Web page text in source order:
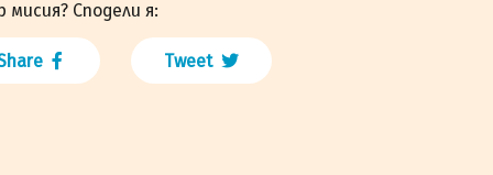
мисия? Сподели я:
Tweet